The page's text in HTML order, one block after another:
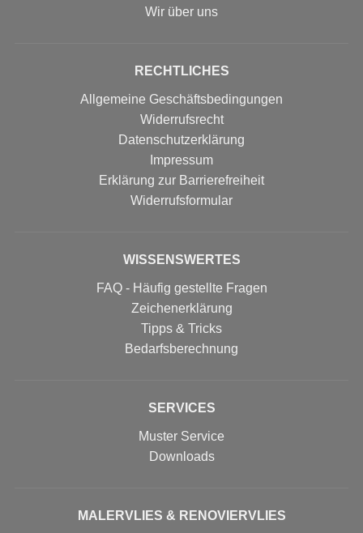
Wir über uns
RECHTLICHES
Allgemeine Geschäftsbedingungen
Widerrufsrecht
Datenschutzerklärung
Impressum
Erklärung zur Barrierefreiheit
Widerrufs­formular
WISSENSWERTES
FAQ - Häufig gestellte Fragen
Zeichenerklärung
Tipps & Tricks
Bedarfsberechnung
SERVICES
Muster Service
Downloads
MALERVLIES & RENOVIERVLIES